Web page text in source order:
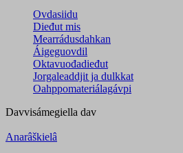
Ovdasiidu
Dieđut mis
Mearrádusdahkan
Áigeguovdil
Oktavuođadieđut
Jorgaleaddjit ja dulkkat
Oahppomateriálagávpi
Davvisámegiella dav
Anarâškielâ